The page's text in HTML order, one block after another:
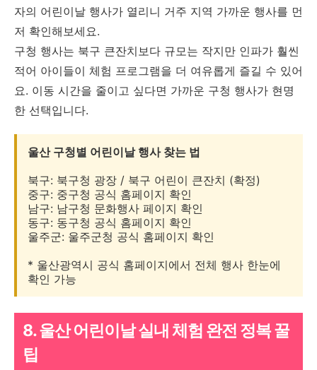
자의 어린이날 행사가 열리니 거주 지역 가까운 행사를 먼
저 확인해보세요.
구청 행사는 북구 큰잔치보다 규모는 작지만 인파가 훨씬
적어 아이들이 체험 프로그램을 더 여유롭게 즐길 수 있어
요. 이동 시간을 줄이고 싶다면 가까운 구청 행사가 현명
한 선택입니다.
울산 구청별 어린이날 행사 찾는 법
북구: 북구청 광장 / 북구 어린이 큰잔치 (확정)
중구: 중구청 공식 홈페이지 확인
남구: 남구청 문화행사 페이지 확인
동구: 동구청 공식 홈페이지 확인
울주군: 울주군청 공식 홈페이지 확인
* 울산광역시 공식 홈페이지에서 전체 행사 한눈에
확인 가능
8. 울산 어린이날 실내 체험 완전 정복 꿀
팁